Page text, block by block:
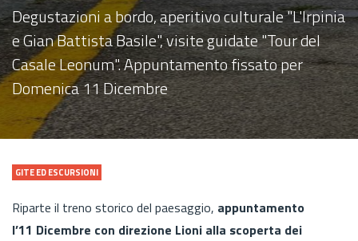
Degustazioni a bordo, aperitivo culturale "L'Irpinia
e Gian Battista Basile", visite guidate "Tour del
Casale Leonum". Appuntamento fissato per
Domenica 11 Dicembre
GITE ED ESCURSIONI
Riparte il treno storico del paesaggio, appuntamento
l’11 Dicembre con direzione Lioni alla scoperta dei